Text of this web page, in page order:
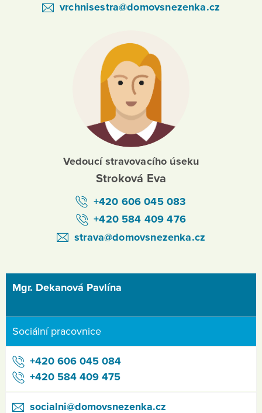
vrchnisestra@domovsnezenka.cz
Vedoucí stravovacího úseku
Stroková Eva
+420 606 045 083
+420 584 409 476
strava@domovsnezenka.cz
Mgr. Dekanová Pavlína
Sociální pracovnice
+420 606 045 084
+420 584 409 475
socialni@domovsnezenka.cz